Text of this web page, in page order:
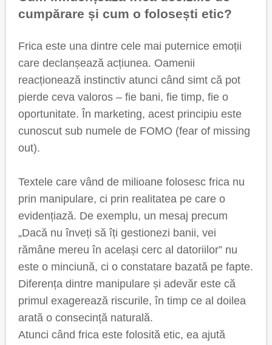
cumpărare și cum o folosești etic?
Frica este una dintre cele mai puternice emoții
care declanșează acțiunea. Oamenii
reacționează instinctiv atunci când simt că pot
pierde ceva valoros – fie bani, fie timp, fie o
oportunitate. În marketing, acest principiu este
cunoscut sub numele de FOMO (fear of missing
out).
Textele care vând de milioane folosesc frica nu
prin manipulare, ci prin realitatea pe care o
evidențiază. De exemplu, un mesaj precum
„Dacă nu înveți să îți gestionezi banii, vei
rămâne mereu în același cerc al datoriilor” nu
este o minciună, ci o constatare bazată pe fapte.
Diferența dintre manipulare și adevăr este că
primul exagerează riscurile, în timp ce al doilea
arată o consecință naturală.
Atunci când frica este folosită etic, ea ajută